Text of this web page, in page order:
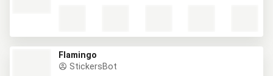
Flamingo
StickersBot